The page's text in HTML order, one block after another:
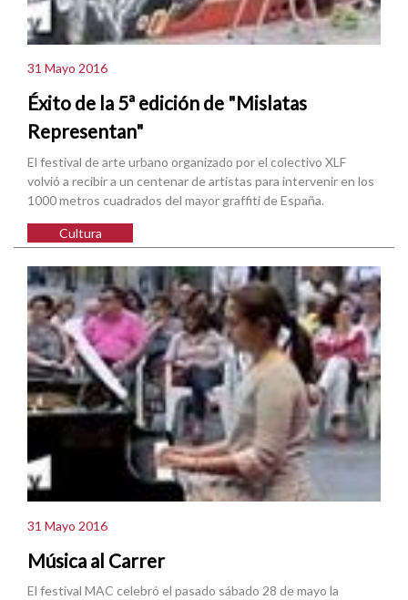
31 Mayo 2016
Éxito de la 5ª edición de "Mislatas
Representan"
El festival de arte urbano organizado por el colectivo XLF
volvió a recibir a un centenar de artistas para intervenir en los
1000 metros cuadrados del mayor graffiti de España.
Cultura
31 Mayo 2016
Música al Carrer
El festival MAC celebró el pasado sábado 28 de mayo la